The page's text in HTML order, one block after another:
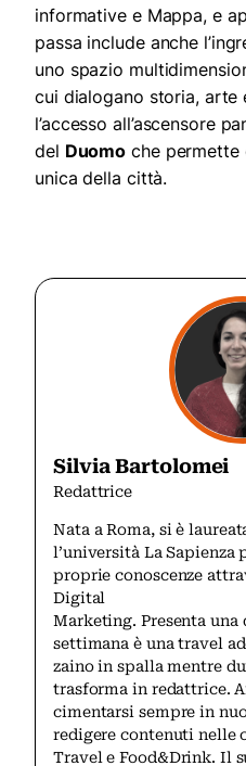
informative e Mappa, e
passa include anche
uno spazio
cui dialogano storia, arte
l’accesso all’ascensore
del Duomo che permette
unica della città.
Silvia Bartolomei
Redattrice
Nata a Roma, si è
l’università La
proprie conoscenze
Digital
Marketing. Presenta
settimana è una travel
zaino in spalla mentre
trasforma in redattrice.
cimentarsi sempre in
redigere contenuti nelle
Travel e Food&Drink. Il